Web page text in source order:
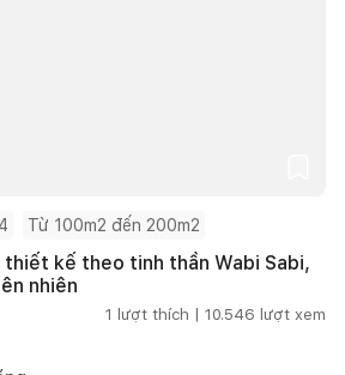
Từ 100m2 đến 200m2
thiết kế theo tinh thần Wabi Sabi,
nhiên
1 lượt thích | 10.546 lượt xem